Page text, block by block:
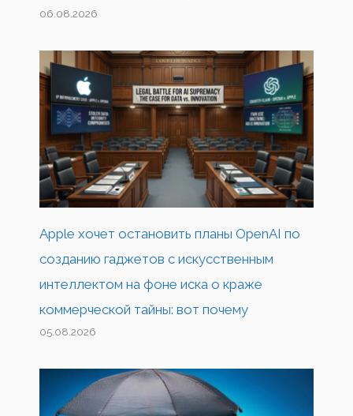
06.08.2026
Apple хочет остановить планы OpenAI по
созданию гаджетов с искусственным
интеллектом на фоне иска о краже
коммерческой тайны: вот почему
05.08.2026